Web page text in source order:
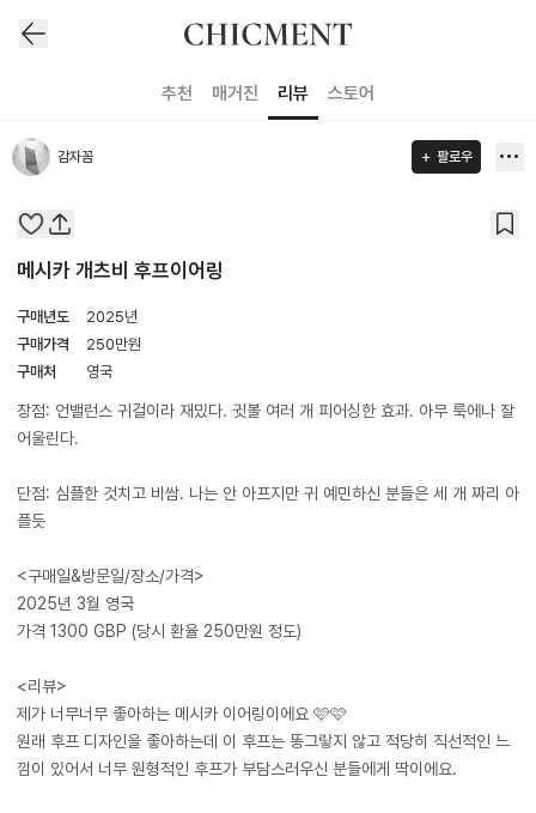
추천 매거진 리뷰 스토어
감자꼼 팔로우
메시카 개츠비 후프이어링
구매년도
2025년
구매가격
250만원
구매처
영국
장점: 언밸런스 귀걸이라 재밌다. 귓볼 여러 개 피어싱한 효과. 아무 룩에나 잘
어울린다.
단점: 심플한 것치고 비쌈. 나는 안 아프지만 귀 예민하신 분들은 세 개 짜리 아
플듯
<구매일&방문일/장소/가격>
2025년 3월 영국
가격 1300 GBP (당시 환율 250만원 정도)
<리뷰>
제가 너무너무 좋아하는 메시카 이어링이에요 🩷🩷
원래 후프 디자인을 좋아하는데 이 후프는 똥그랗지 않고 적당히 직선적인 느
낌이 있어서 너무 원형적인 후프가 부담스러우신 분들에게 딱이에요.